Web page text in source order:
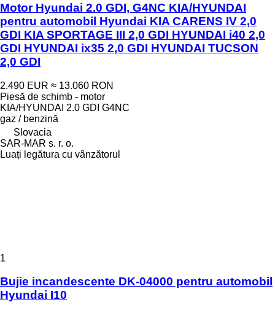
Motor Hyundai 2.0 GDI, G4NC KIA/HYUNDAI
pentru automobil Hyundai KIA CARENS IV 2,0
GDI KIA SPORTAGE III 2,0 GDI HYUNDAI i40 2,0
GDI HYUNDAI ix35 2,0 GDI HYUNDAI TUCSON
2,0 GDI
2.490 EUR ≈ 13.060 RON
Piesă de schimb - motor
KIA/HYUNDAI 2.0 GDI G4NC
gaz / benzină
Slovacia
SAR-MAR s. r. o.
Luați legătura cu vânzătorul
1
Bujie incandescente DK-04000 pentru automobil
Hyundai I10